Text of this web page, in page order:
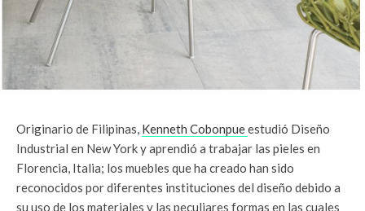
Originario de Filipinas, Kenneth Cobonpueestudió Diseño
Industrial en New York y aprendió a trabajar las pieles en
Florencia, Italia; los muebles que ha creado han sido
reconocidos por diferentes instituciones del diseño debido a
su uso de los materiales y las peculiares formas en las cuales